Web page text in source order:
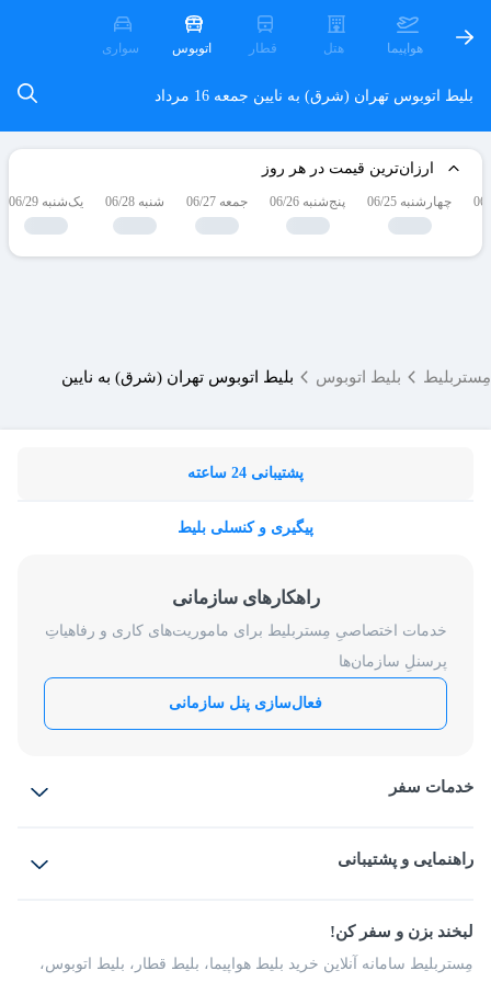
هواپیما هتل قطار اتوبوس سواری
بلیط اتوبوس تهران (شرق) به نایین جمعه 16 مرداد
ارزان‌ترین قیمت در هر روز
چهارشنبه 06/25 پنج‌شنبه 06/26 جمعه 06/27 شنبه 06/28 یک‌شنبه 06/29
مِستربلیط بلیط اتوبوس بلیط اتوبوس تهران (شرق) به نایین
پشتیبانی 24 ساعته
پیگیری و کنسلی بلیط
راهکارهای سازمانی
خدمات اختصاصیِ مِستربلیط برای ماموریت‌های کاری و رفاهیاتِ
پرسنلِ سازمان‌ها
فعال‌سازی پنل سازمانی
خدمات سفر
بلیط قطار
راهنمایی و پشتیبانی
شرایط و مقررات
راهکار سازمانی
فرصت‌های شغلی
لبخند بزن و سفر کن!
مِستربلیط سامانه آنلاین خرید بلیط هواپیما، بلیط قطار، بلیط اتوبوس،